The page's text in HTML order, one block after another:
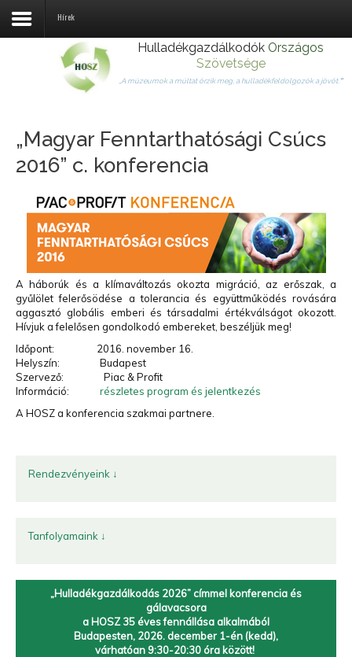
Jogszabályok
Hulladékhasznosítás
Hírek
Kapcsolat
Fémtörvény
Körforgásos gazdaság
Hulladékgazdálkodók
Országos Szövetsége
„A múzeumok a múltat őrzik meg, a hulladékfeldolgozók
Hírek
Hulladékgazdálkodók Országos
Szövetsége
„A múzeumok a múltat őrzik meg, a hulladékfeldolgozók a jövőt. ”
„Magyar Fenntarthatósági Csúcs
2016” c. konferencia
A háborúk és a klímaváltozás okozta migráció, az erőszak, a
gyűlölet felerősödése a tolerancia és együttműködés rovására
aggasztó globális emberi és társadalmi értékválságot okozott.
Hívjuk a felelősen gondolkodó embereket, beszéljük meg!
Időpont: 2016. november 16.
Helyszín: Budapest
Szervező: Piac & Profit
Információ: részletes program és jelentkezés
A HOSZ a konferencia szakmai partnere.
Rendezvényeink ↓
Tanfolyamaink ↓
„Hulladékgazdálkodás 2026” címmel konferencia és
gálavacsora
a HOSZ 35 éves fennállása alkalmából
Budapesten, 2026. december 1-én (kedd),
várhatóan 9:30-20:30 óra között!